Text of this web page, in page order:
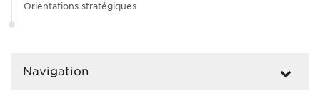
Orientations stratégiques
Navigation